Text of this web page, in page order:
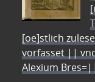
[oe]stlich
vorfasset ||
Alexium